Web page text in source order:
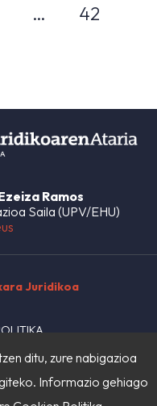
… 42
Ramos
Saila (UPV/EHU)
Juridikoa
ditu, zure nabigazioa
Informazio gehiago